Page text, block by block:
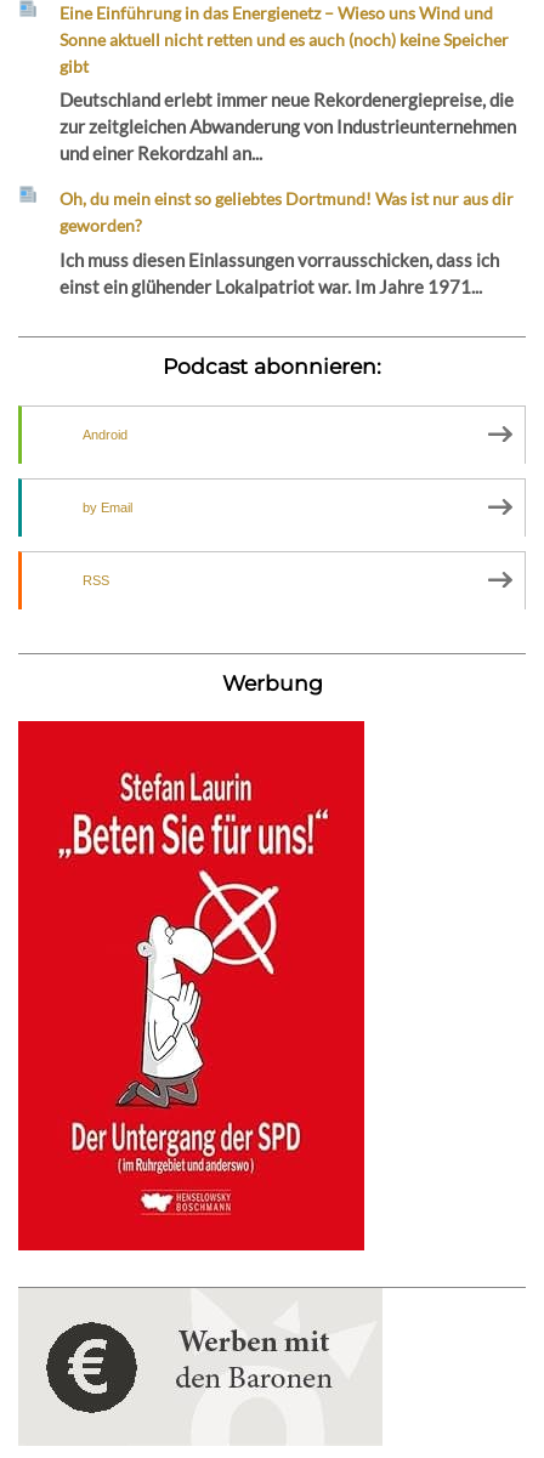
Eine Einführung in das Energienetz – Wieso uns Wind und
Sonne aktuell nicht retten und es auch (noch) keine Speicher
gibt
Deutschland erlebt immer neue Rekordenergiepreise, die
zur zeitgleichen Abwanderung von Industrieunternehmen
und einer Rekordzahl an...
Oh, du mein einst so geliebtes Dortmund! Was ist nur aus dir
geworden?
Ich muss diesen Einlassungen vorrausschicken, dass ich
einst ein glühender Lokalpatriot war. Im Jahre 1971...
Podcast abonnieren:
Android
by Email
RSS
Werbung